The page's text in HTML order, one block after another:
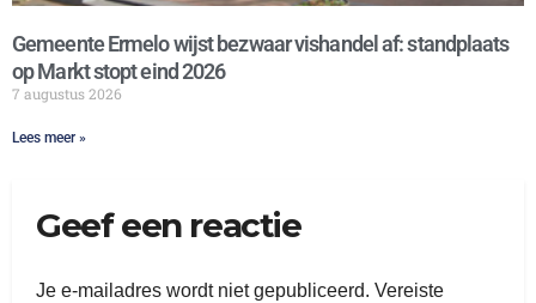
Gemeente Ermelo wijst bezwaar vishandel af: standplaats
op Markt stopt eind 2026
7 augustus 2026
Lees meer »
Geef een reactie
Je e-mailadres wordt niet gepubliceerd. Vereiste